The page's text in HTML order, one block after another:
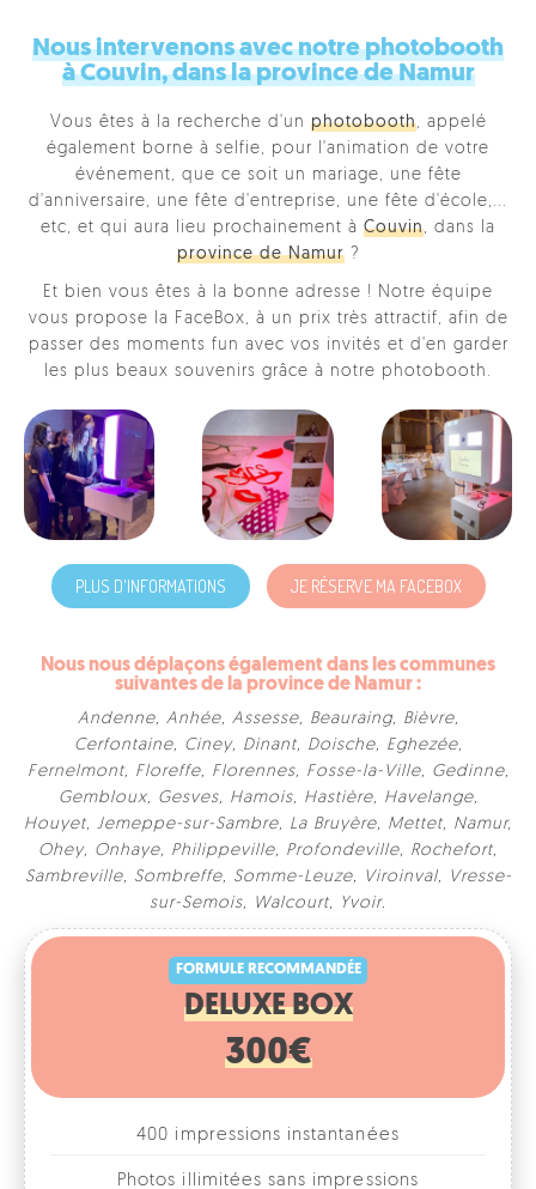
Nous intervenons avec notre photobooth
à Couvin, dans la province de Namur
Vous êtes à la recherche d'un photobooth, appelé
également borne à selfie, pour l'animation de votre
événement, que ce soit un mariage, une fête
d'anniversaire, une fête d'entreprise, une fête d'école,...
etc, et qui aura lieu prochainement à Couvin, dans la
province de Namur ?
Et bien vous êtes à la bonne adresse ! Notre équipe
vous propose la FaceBox, à un prix très attractif, afin de
passer des moments fun avec vos invités et d'en garder
les plus beaux souvenirs grâce à notre photobooth.
PLUS D'INFORMATIONS JE RÉSERVE MA FACEBOX
Nous nous déplaçons également dans les communes
suivantes de la province de Namur :
Andenne, Anhée, Assesse, Beauraing, Bièvre,
Cerfontaine, Ciney, Dinant, Doische, Eghezée,
Fernelmont, Floreffe, Florennes, Fosse-la-Ville, Gedinne,
Gembloux, Gesves, Hamois, Hastière, Havelange,
Houyet, Jemeppe-sur-Sambre, La Bruyère, Mettet, Namur,
Ohey, Onhaye, Philippeville, Profondeville, Rochefort,
Sambreville, Sombreffe, Somme-Leuze, Viroinval, Vresse-
sur-Semois, Walcourt, Yvoir.
FORMULE RECOMMANDÉE
DELUXE BOX
300€
400 impressions instantanées
Photos illimitées sans impressions
Personnalisation du décor des impressions
Personnalisation de l'écran de veille